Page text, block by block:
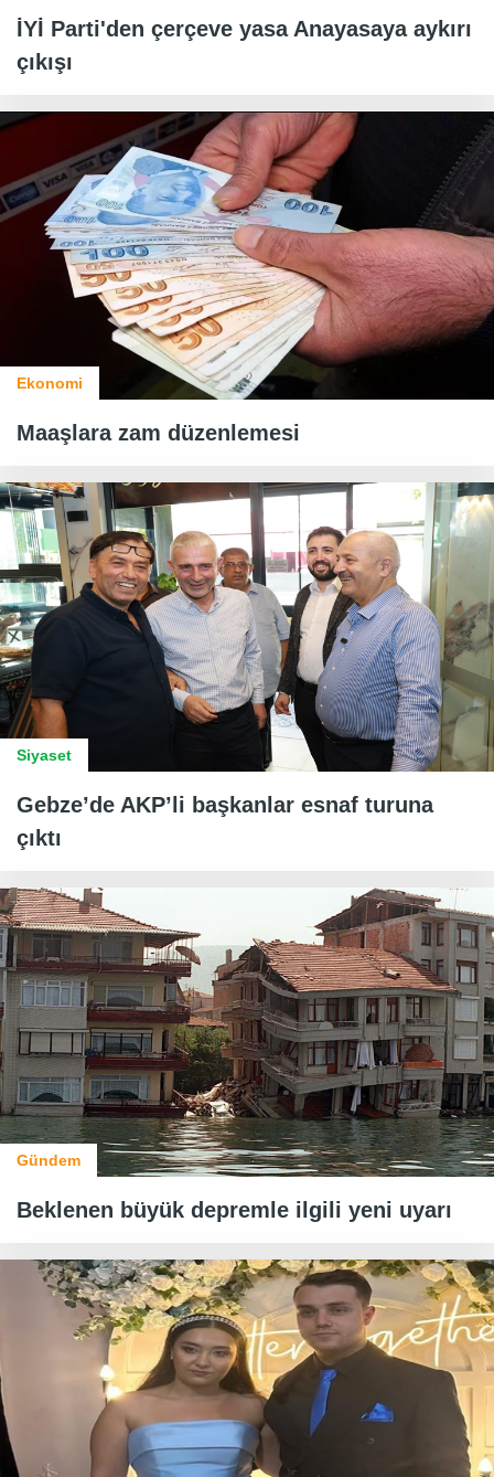
İYİ Parti'den çerçeve yasa Anayasaya aykırı
çıkışı
Ekonomi
Maaşlara zam düzenlemesi
Siyaset
Gebze’de AKP’li başkanlar esnaf turuna
çıktı
Gündem
Beklenen büyük depremle ilgili yeni uyarı